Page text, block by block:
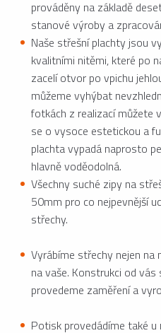
prováděny na základě
stanové výroby a
Naše střešní plachty jsou
kvalitními nitěmi, které po
zacelí otvor po vpichu
můžeme vyhýbat
fotkách z realizací můžete
se o vysoce estetickou a
plachta vypadá naprosto
hlavně voděodolná.
Všechny suché zipy na
50mm pro co nejpevnější
střechy.
Vyrábíme střechy nejen na
na vaše. Konstrukci od
provedeme zaměření a
Potisk provedádíme také